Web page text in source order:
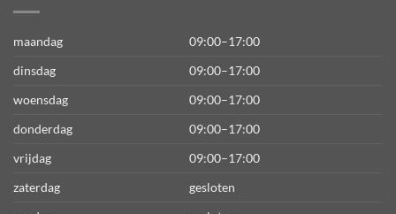
maandag
09:00–17:00
dinsdag
09:00–17:00
woensdag
09:00–17:00
donderdag
09:00–17:00
vrijdag
09:00–17:00
zaterdag
gesloten